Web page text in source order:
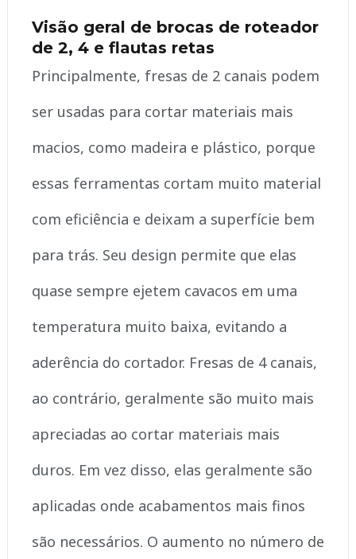
Visão geral de brocas de roteador
de 2, 4 e flautas retas
Principalmente, fresas de 2 canais podem
ser usadas para cortar materiais mais
macios, como madeira e plástico, porque
essas ferramentas cortam muito material
com eficiência e deixam a superfície bem
para trás. Seu design permite que elas
quase sempre ejetem cavacos em uma
temperatura muito baixa, evitando a
aderência do cortador. Fresas de 4 canais,
ao contrário, geralmente são muito mais
apreciadas ao cortar materiais mais
duros. Em vez disso, elas geralmente são
aplicadas onde acabamentos mais finos
são necessários. O aumento no número de